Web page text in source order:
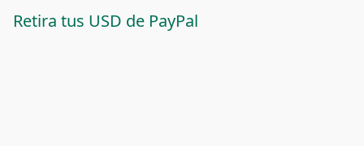
Retira tus USD de PayPal